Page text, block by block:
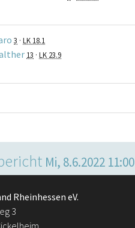
3 · LK 18.1
13 · LK 23.9
Mi, 8.6.2022 11:00
Rheinhessen eV.
3